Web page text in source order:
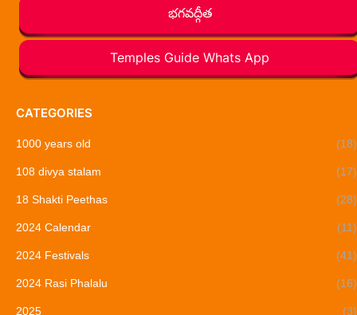
భగవద్గీత
Temples Guide Whats App
CATEGORIES
1000 years old (18)
108 divya stalam (17)
18 Shakti Peethas (28)
2024 Calendar (11)
2024 Festivals (41)
2024 Rasi Phalalu (16)
2025 (3)